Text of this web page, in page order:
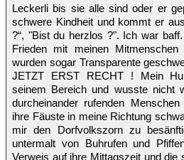
Leckerli bis sie alle sind oder er
schwere Kindheit und kommt er
?“, "Bist du herzlos ?". Ich war
Frieden mit meinen
wurden sogar Transparente
JETZT ERST RECHT ! Mein
seinem Bereich und wusste nicht
durcheinander rufenden
ihre Fäuste in meine Richtung
mir den Dorfvolkszorn zu
untermalt von Buhrufen und
Verweis auf ihre Mittagszeit und die